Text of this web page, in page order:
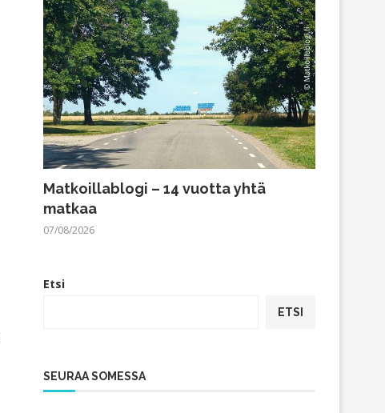
Matkoillablogi – 14 vuotta yhtä
matkaa
07/08/2026
Etsi
ETSI
SEURAA SOMESSA